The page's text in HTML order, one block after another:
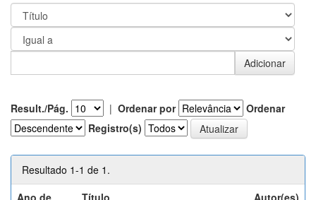
Result./Pág. | Ordenar por
Ordenar
Registro(s)
Resultado 1-1 de 1.
Ano de
Título Autor(es)